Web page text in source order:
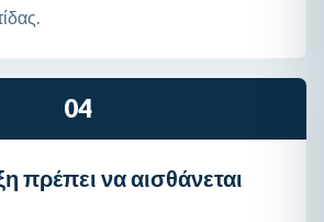
04
πρέπει να αισθάνεται